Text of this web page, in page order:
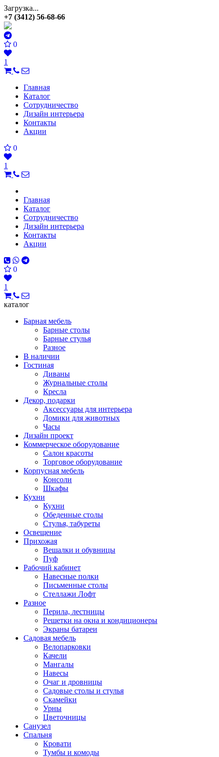
Загрузка...
+7 (3412) 56-68-66
0
1
Главная
Каталог
Сотрудничество
Дизайн интерьера
Контакты
Акции
0
1
Главная
Каталог
Сотрудничество
Дизайн интерьера
Контакты
Акции
0
1
каталог
Барная мебель
Барные столы
Барные стулья
Разное
В наличии
Гостиная
Диваны
Журнальные столы
Кресла
Декор, подарки
Аксессуары для интерьера
Домики для животных
Часы
Дизайн проект
Коммерческое оборудование
Салон красоты
Торговое оборудование
Корпусная мебель
Консоли
Шкафы
Кухни
Кухни
Обеденные столы
Стулья, табуреты
Освещение
Прихожая
Вешалки и обувницы
Пуф
Рабочий кабинет
Навесные полки
Письменные столы
Стеллажи Лофт
Разное
Перила, лестницы
Решетки на окна и кондиционеры
Экраны батареи
Садовая мебель
Велопарковки
Качели
Мангалы
Навесы
Очаг и дровницы
Садовые столы и стулья
Скамейки
Урны
Цветочницы
Санузел
Спальня
Кровати
Тумбы и комоды